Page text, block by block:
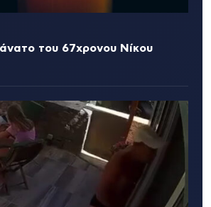
του 67χρονου Νίκου